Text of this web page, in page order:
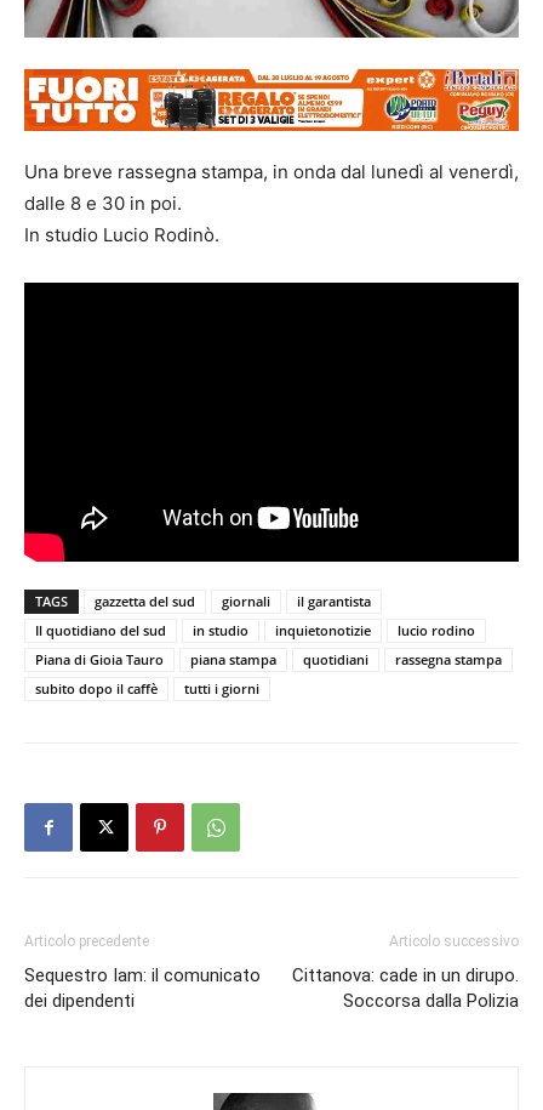
Una breve rassegna stampa, in onda dal lunedì al venerdì,
dalle 8 e 30 in poi.
In studio Lucio Rodinò.
TAGS gazzetta del sud giornali
il garantista
Il quotidiano del sud
in studio inquietonotizie
lucio rodino
Piana di Gioia Tauro
piana stampa quotidiani
rassegna stampa
subito dopo il caffè
tutti i giorni
Articolo precedente
Sequestro Iam: il comunicato
dei dipendenti
Articolo successivo
Cittanova: cade in un dirupo.
Soccorsa dalla Polizia